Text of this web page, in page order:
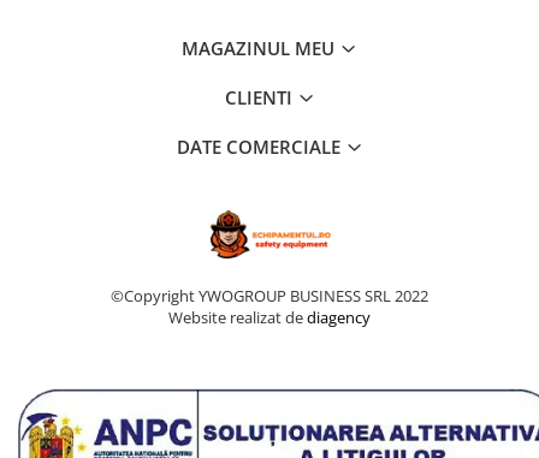
MAGAZINUL MEU
CLIENTI
DATE COMERCIALE
©Copyright YWOGROUP BUSINESS SRL 2022
Website realizat dediagency